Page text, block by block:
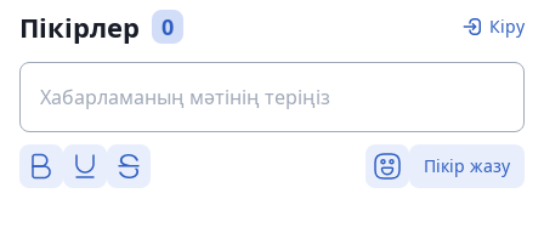
Пікірлер 0 Кіру
Пікір жазу